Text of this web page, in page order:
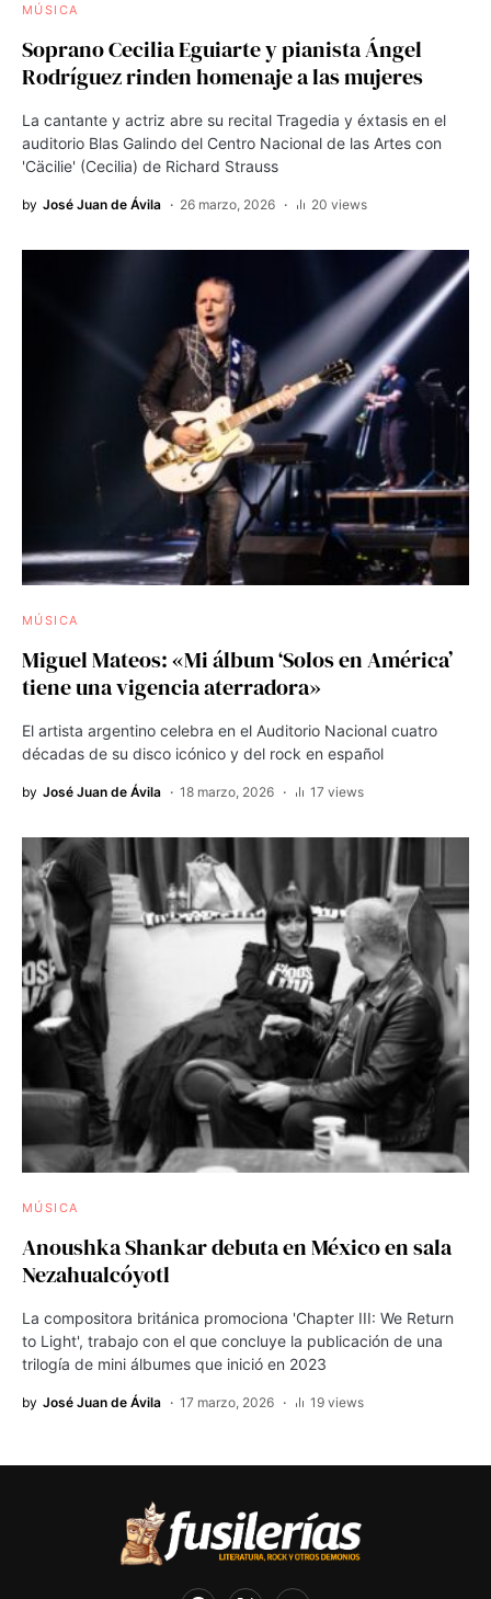
MÚSICA
Soprano Cecilia Eguiarte y pianista Ángel
Rodríguez rinden homenaje a las mujeres
La cantante y actriz abre su recital Tragedia y éxtasis en el
auditorio Blas Galindo del Centro Nacional de las Artes con
'Cäcilie' (Cecilia) de Richard Strauss
by José Juan de Ávila 26 marzo, 2026 20 views
MÚSICA
Miguel Mateos: «Mi álbum ‘Solos en América’
tiene una vigencia aterradora»
El artista argentino celebra en el Auditorio Nacional cuatro
décadas de su disco icónico y del rock en español
by José Juan de Ávila 18 marzo, 2026 17 views
MÚSICA
Anoushka Shankar debuta en México en sala
Nezahualcóyotl
La compositora británica promociona 'Chapter III: We Return
to Light', trabajo con el que concluye la publicación de una
trilogía de mini álbumes que inició en 2023
by José Juan de Ávila 17 marzo, 2026 19 views